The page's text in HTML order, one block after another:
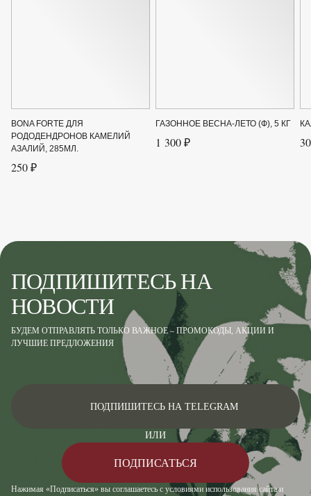
BONA FORTE ДЛЯ
РОДОДЕНДРОНОВ КАМЕЛИЙ
АЗАЛИЙ, 285МЛ.
250 ₽
ГАЗОННОЕ ВЕСНА-ЛЕТО (Ф), 5 КГ
1 300 ₽
ПОДПИШИТЕСЬ НА
НОВОСТИ
БУДЕМ ОТПРАВЛЯТЬ ТОЛЬКО ВАЖНОЕ – ПРОМОКОДЫ, АКЦИИ И
ЛУЧШИЕ ПРЕДЛОЖЕНИЯ
Нажимая «Подписаться» вы соглашаетесь с условиями использования сайта и
ПОДПИШИТЕСЬ НА TELEGRAM
ИЛИ
ПОДПИСАТЬСЯ